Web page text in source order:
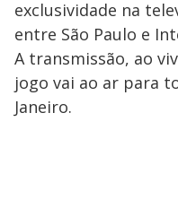
exclusividade na
entre São Paulo e
A transmissão, ao
jogo vai ao ar para
Janeiro.